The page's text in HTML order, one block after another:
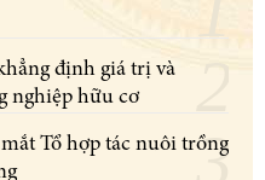
định giá trị và
nghiệp hữu cơ
Tổ hợp tác nuôi trồng